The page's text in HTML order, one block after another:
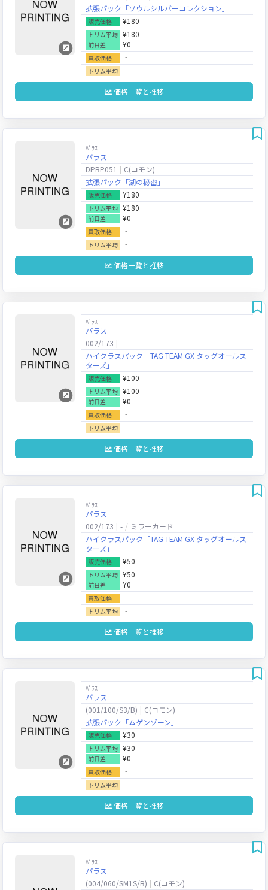
拡張パック「ソウルシルバーコレクション」
販売価格 ¥180
トリム平均 ¥180
前日差 ¥0
買取価格 ‐
トリム平均 ‐
価格一覧と推移
ﾊﾟﾗｽ
パラス
DPBP051
C(コモン)
拡張パック「湖の秘密」
販売価格 ¥180
トリム平均 ¥180
前日差 ¥0
買取価格 ‐
トリム平均 ‐
価格一覧と推移
ﾊﾟﾗｽ
パラス
002/173
-
ハイクラスパック「TAG TEAM GX タッグオールス
ターズ」
販売価格 ¥100
トリム平均 ¥100
前日差 ¥0
買取価格 ‐
トリム平均 ‐
価格一覧と推移
ﾊﾟﾗｽ
パラス
002/173
-
ミラーカード
ハイクラスパック「TAG TEAM GX タッグオールス
ターズ」
販売価格 ¥50
トリム平均 ¥50
前日差 ¥0
買取価格 ‐
トリム平均 ‐
価格一覧と推移
ﾊﾟﾗｽ
パラス
(001/100/S3/B)
C(コモン)
拡張パック「ムゲンゾーン」
販売価格 ¥30
トリム平均 ¥30
前日差 ¥0
買取価格 ‐
トリム平均 ‐
価格一覧と推移
ﾊﾟﾗｽ
パラス
(004/060/SM1S/B)
C(コモン)